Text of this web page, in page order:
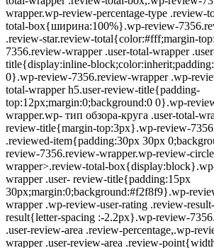
wrapper.wp-review-percentage-type .review-
total-box{ширина:100%}.wp-review-
.review-star.review-total{color:#fff;margin-
7356.review-wrapper .user-total-wrapper
title{display:inline-
0}.wp-review-7356.review-wrapper .wp-
total-wrapper h5.user-review-title{padding-
top:12px;margin:0;background:0 0}.wp-
wrapper.wp- тип обзора-круга .user-total-
review-title{margin-top:3px}.wp-review-
.reviewed-item{padding:30px 30px
review-7356.review-wrapper.wp-review-
wrapper>.review-total-
wrapper .user- review-title{padding:15px
30px;margin:0;background:#f2f8f9}.wp-
wrapper .wp-review-user-rating .review-
result{letter-spacing :-2.2px}.wp-review-
.user-review-area .review-percentage,.wp-
wrapper .user-review-area .review-